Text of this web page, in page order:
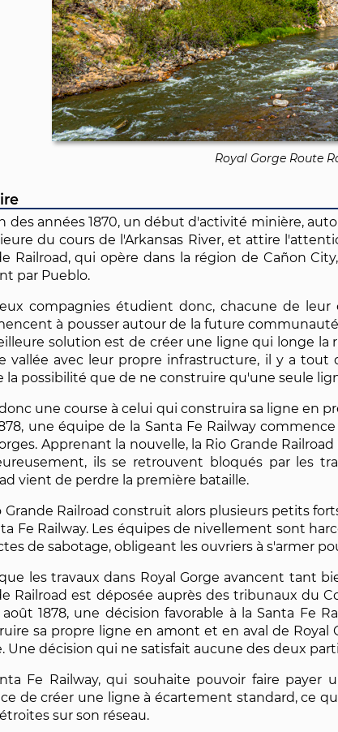
Royal Gorge Route
des années 1870, un début d'activité minière,
du cours de l'Arkansas River, et attire
Railroad, qui opère dans la région de Cañon
par Pueblo.
compagnies étudient donc, chacune de
à pousser autour de la future
solution est de créer une ligne qui longe la
vallée avec leur propre infrastructure, il y a
la possibilité que de ne construire qu'une seule
une course à celui qui construira sa ligne en
une équipe de la Santa Fe Railway
Apprenant la nouvelle, la Rio Grande
ils se retrouvent bloqués par les
vient de perdre la première bataille.
Grande Railroad construit alors plusieurs petits
Fe Railway. Les équipes de nivellement sont
de sabotage, obligeant les ouvriers à s'armer
les travaux dans Royal Gorge avancent tant
Railroad est déposée auprès des tribunaux du
août 1878, une décision favorable à la Santa Fe
sa propre ligne en amont et en aval de Royal
Une décision qui ne satisfait aucune des deux
Fe Railway, qui souhaite pouvoir faire
de créer une ligne à écartement standard, ce
sur son réseau.